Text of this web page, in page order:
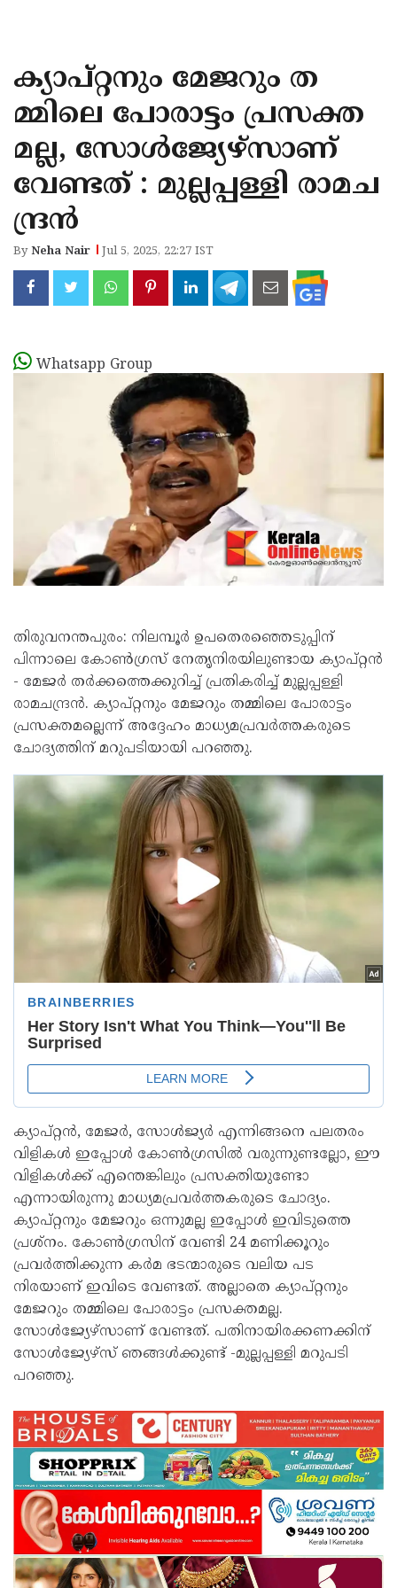
KANNUR
KASARAGOD
ക്യാപ്റ്റനും മേജറും ത
മ്മിലെ പോരാട്ടം പ്രസക്ത
മല്ല, സോൾജ്യേഴ്സാണ്
വേണ്ടത് : മുല്ലപ്പള്ളി രാമച
ന്ദ്രൻ
ByNeha Nair Jul 5, 2025, 22:27 IST
Whatsapp Group
തിരുവനന്തപുരം: നിലമ്പൂർ ഉപതെരഞ്ഞെടുപ്പിന്
പിന്നാലെ കോൺഗ്രസ് നേതൃനിരയിലുണ്ടായ ക്യാപ്റ്റൻ
- മേജർ തർക്കത്തെക്കുറിച്ച് പ്രതികരിച്ച് മുല്ലപ്പള്ളി
രാമചന്ദ്രൻ. ക്യാപ്റ്റനും മേജറും തമ്മിലെ പോരാട്ടം
പ്രസക്തമല്ലെന്ന് അദ്ദേഹം മാധ്യമപ്രവർത്തകരുടെ
ചോദ്യത്തിന് മറുപടിയായി പറഞ്ഞു.
ക്യാപ്റ്റൻ, മേജർ, സോൾജ്യർ എന്നിങ്ങനെ പലതരം
വിളികൾ ഇപ്പോൾ കോൺഗ്രസിൽ വരുന്നുണ്ടല്ലോ, ഈ
വിളികൾക്ക് എന്തെങ്കിലും പ്രസക്തിയുണ്ടോ
എന്നായിരുന്നു മാധ്യമപ്രവർത്തകരുടെ ചോദ്യം.
ക്യാപ്റ്റനും മേജറും ഒന്നുമല്ല ഇപ്പോൾ ഇവിടുത്തെ
പ്രശ്നം. കോൺഗ്രസിന് വേണ്ടി 24 മണിക്കൂറും
പ്രവർത്തിക്കുന്ന കർമ ഭടന്മാരുടെ വലിയ പട
നിരയാണ് ഇവിടെ വേണ്ടത്. അല്ലാതെ ക്യാപ്റ്റനും
മേജറും തമ്മിലെ പോരാട്ടം പ്രസക്തമല്ല.
സോൾജ്യേഴ്സാണ് വേണ്ടത്. പതിനായിരക്കണക്കിന്
സോൾജ്യേഴ്സ് ഞങ്ങൾക്കുണ്ട് -മുല്ലപ്പള്ളി മറുപടി
പറഞ്ഞു.